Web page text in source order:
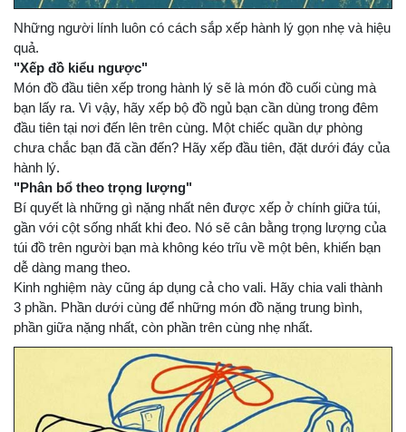
Những người lính luôn có cách sắp xếp hành lý gọn nhẹ và hiệu
quả.
"Xếp đồ kiểu ngược"
Món đồ đầu tiên xếp trong hành lý sẽ là món đồ cuối cùng mà
bạn lấy ra. Vì vậy, hãy xếp bộ đồ ngủ bạn cần dùng trong đêm
đầu tiên tại nơi đến lên trên cùng. Một chiếc quần dự phòng
chưa chắc bạn đã cần đến? Hãy xếp đầu tiên, đặt dưới đáy của
hành lý.
"Phân bổ theo trọng lượng"
Bí quyết là những gì nặng nhất nên được xếp ở chính giữa túi,
gần với cột sống nhất khi đeo. Nó sẽ cân bằng trọng lượng của
túi đồ trên người bạn mà không kéo trĩu về một bên, khiến bạn
dễ dàng mang theo.
Kinh nghiệm này cũng áp dụng cả cho vali. Hãy chia vali thành
3 phần. Phần dưới cùng để những món đồ nặng trung bình,
phần giữa nặng nhất, còn phần trên cùng nhẹ nhất.